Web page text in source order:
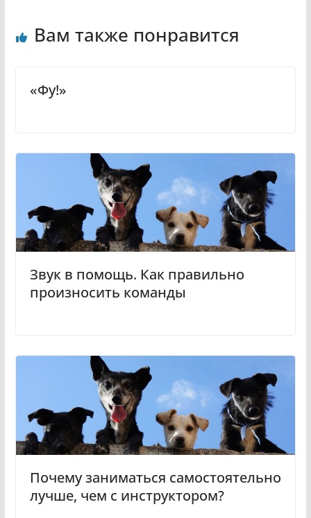
Вам также понравится
«Фу!»
Звук в помощь. Как правильно
произносить команды
Почему заниматься самостоятельно
лучше, чем с инструктором?